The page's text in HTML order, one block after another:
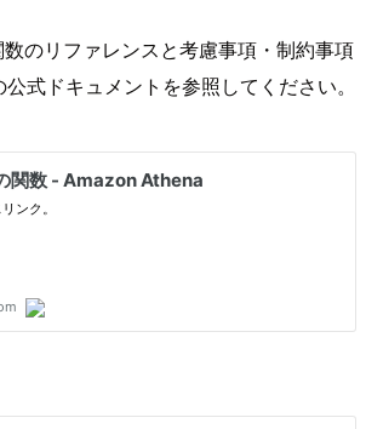
のリファレンスと考慮事項・制約事項
式ドキュメントを参照してください。